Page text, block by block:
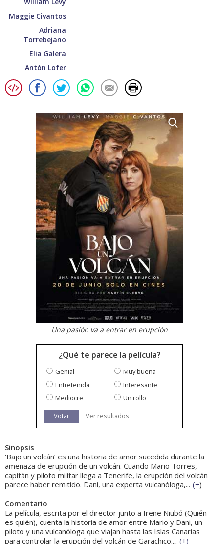
Maggie Civantos
Adriana
Torrebejano
Elia Galera
Antón Lofer
Una pasión va a entrar en erupción
¿Qué te parece la película?
Genial
Muy buena
Entretenida
Interesante
Mediocre
Un rollo
Votar Ver resultados
Sinopsis
‘Bajo un volcán’ es una historia de amor sucedida durante la
amenaza de erupción de un volcán. Cuando Mario Torres,
capitán y piloto militar llega a Tenerife, la erupción del volcán
parece haber remitido. Dani, una experta vulcanóloga,... (+)
Comentario
La película, escrita por el director junto a Irene Niubó (Quién
es quién), cuenta la historia de amor entre Mario y Dani, un
piloto y una vulcanóloga que viajan hasta las Islas Canarias
para controlar la erupción del volcán de Garachico.... (+)